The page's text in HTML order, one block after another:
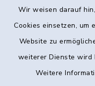
Wir weisen darauf
Cookies einsetzen, um
Website zu
weiterer Dienste wird
Weitere